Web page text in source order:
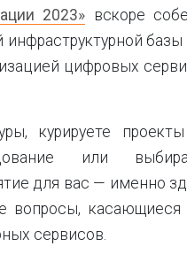
2023» вскоре
базы
цифровых
курируете
или
для вас — именно
вопросы,
сервисов.